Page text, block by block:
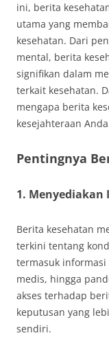
ini, berita
utama yang
kesehatan. Dari
mental, berita
signifikan dalam
terkait kesehatan.
mengapa berita
kesejahteraan
Pentingnya
1. Menyediakan
Berita kesehatan
terkini tentang
termasuk
medis, hingga
akses terhadap
keputusan yang
sendiri.